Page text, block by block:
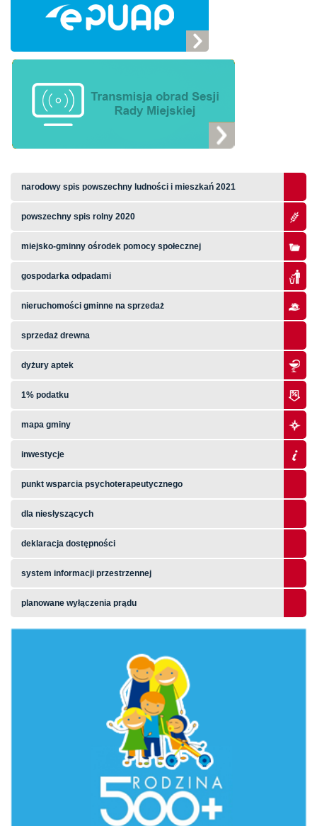
narodowy spis powszechny ludności i mieszkań 2021
powszechny spis rolny 2020
miejsko-gminny ośrodek pomocy społecznej
gospodarka odpadami
nieruchomości gminne na sprzedaż
sprzedaż drewna
dyżury aptek
1% podatku
mapa gminy
inwestycje
punkt wsparcia psychoterapeutycznego
dla niesłyszących
deklaracja dostępności
system informacji przestrzennej
planowane wyłączenia prądu